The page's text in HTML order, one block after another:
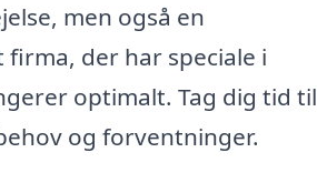
men også en
der har speciale i
optimalt. Tag dig tid til
og forventninger.